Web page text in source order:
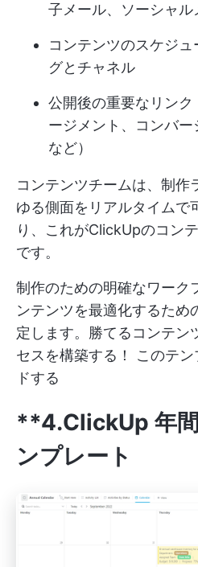
子メール、ソーシャル
コンテンツのスケジ
グとチャネル
公開後の重要なリン
ージメント、コンバ
など）
コンテンツチームは、制作
ゆる側面をリアルタイムで
り、これがClickUpのコン
です。
制作のための明確なワーク
ンテンツを最適化するため
定します。勝てるコンテン
セスを構築する！ このテ
ドする
**4.ClickUp 年
ンプレート